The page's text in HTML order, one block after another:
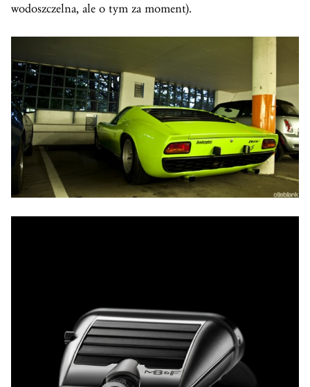
wodoszczelna, ale o tym za moment).